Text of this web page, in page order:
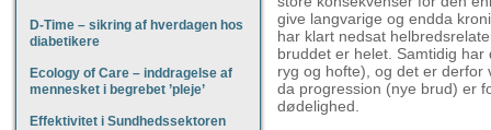
D-Time – sikring af hverdagen hos
diabetikere
Ecology of Care – inddragelse af
mennesket i begrebet ’pleje’
Effektivitet i Sundhedssektoren
give langvarige og endda
har klart nedsat
bruddet er helet. Samtidig
ryg og hofte), og det er derfor
da progression (nye brud) er
dødelighed.